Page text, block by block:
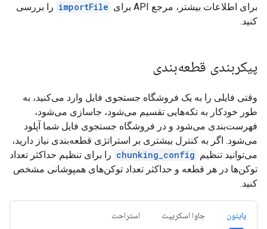
برای اطلاعات بیشتر، مرجع API برای importFile را بررسی
کنید.
پیکربندی قطعه‌بندی
وقتی فایلی را به یک فروشگاه جستجوی فایل وارد می‌کنید، به
طور خودکار به تکه‌هایی تقسیم می‌شود، جاسازی می‌شود،
فهرست‌بندی می‌شود و در فروشگاه جستجوی فایل شما آپلود
می‌شود. اگر به کنترل بیشتری بر استراتژی قطعه‌بندی نیاز دارید،
می‌توانید تنظیم chunking_config را برای تنظیم حداکثر تعداد
توکن‌ها در هر قطعه و حداکثر تعداد توکن‌های همپوشانی مشخص
کنید.
پایتون جاوا اسکریپت استراحت